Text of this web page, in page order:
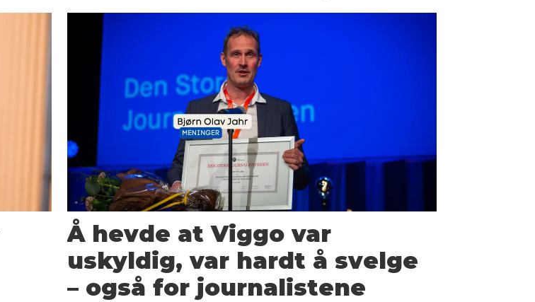
Å hevde at Viggo var
uskyldig, var hardt å svelge
– også for journalistene